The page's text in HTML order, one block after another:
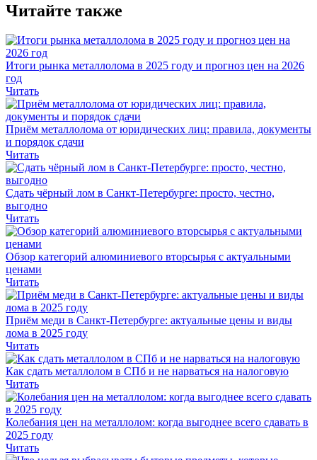
Читайте также
Итоги рынка металлолома в 2025 году и прогноз цен на 2026
год
Читать
Приём металлолома от юридических лиц: правила, документы
и порядок сдачи
Читать
Сдать чёрный лом в Санкт-Петербурге: просто, честно,
выгодно
Читать
Обзор категорий алюминиевого вторсырья с актуальными
ценами
Читать
Приём меди в Санкт-Петербурге: актуальные цены и виды
лома в 2025 году
Читать
Как сдать металлолом в СПб и не нарваться на налоговую
Читать
Колебания цен на металлолом: когда выгоднее всего сдавать в
2025 году
Читать